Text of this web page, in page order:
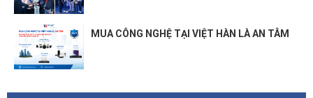
MUA CÔNG NGHỆ TẠI VIỆT HÀN LÀ AN TÂM